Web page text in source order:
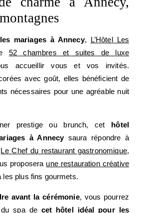
mariages à Annecy, L’Hôtel Les
52 chambres et suites de luxe
accueillir vous et vos invités.
avec goût, elles bénéficient de
nécessaires pour une agréable nuit
prestige ou brunch, cet hôtel
à Annecysaura répondre à
Le Chef du restaurant gastronomique,
proposera une restauration créative
plus fins gourmets.
avant la cérémonie, vous pourrez
du spade cet hôtel idéal pour les